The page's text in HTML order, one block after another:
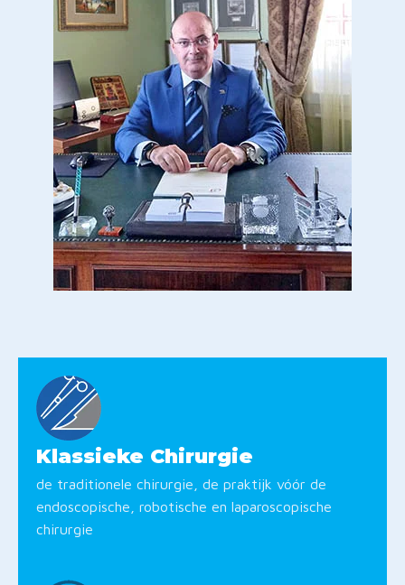
Klassieke Chirurgie
de traditionele chirurgie, de praktijk vóór de
endoscopische, robotische en laparoscopische
chirurgie